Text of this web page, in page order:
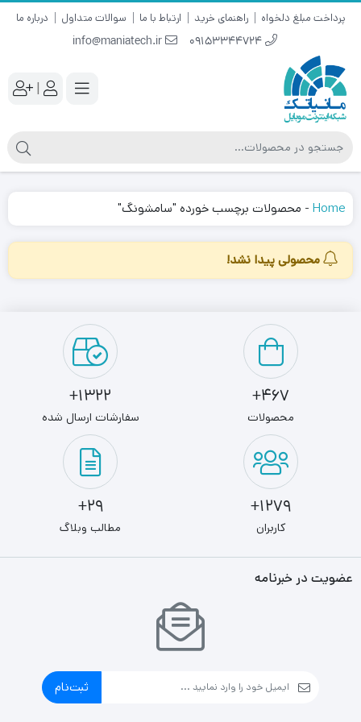
پرداخت مبلغ دلخواه راهنمای خرید ارتباط با ما سوالات متداول درباره ما
09153344724
info@maniatech.ir
|
Home
- محصولات برچسب خورده "سامشونگ"
محصولی پیدا نشد!
467+
محصولات
1322+
سفارشات ارسال شده
1279+
کاربران
29+
مطالب وبلاگ
عضویت در خبرنامه
ثبت‌نام